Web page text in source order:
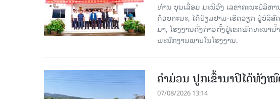
ທ່ານ ບຸນເລື່ອມ ມະນີວົງ ເລ​ຂາ​ຄະ​ນະ​ບໍ​ລິ​
ດ້ວຍຄະນະ, ໄດ້ຢ້ຽມຢາມ-ເຮັດວຽກ ຢູ່ບໍລິ
ມາ, ໂຮງ​ງານ​ດັ່ງ​ກ່າວຕັ້ງຢູ່ເຂດພັດທະນາ
ພະນັກງານພາຍໃນໂຮງງານ.
ຄໍາມ່ວນ ປູກເຂົ້ານາປີໄດ້ທັງໝົ
07/08/2026 13:14